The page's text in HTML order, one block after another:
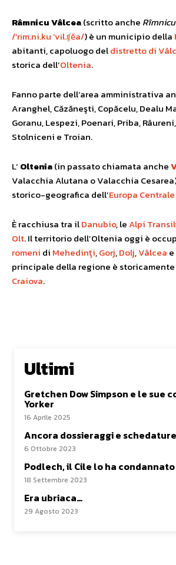
Râmnicu Vâlcea(scritto anche
/’rɨm.ni.ku ‘vɨl.ʧěa/) è un municipio della
abitanti, capoluogo deldistretto di
storica dell’Oltenia.
Fanno parte dell’area amministrativa
Aranghel, Căzăneşti, Copăcelu, Dealu
Goranu, Lespezi, Poenari, Priba,
Stolniceni e Troian.
L’ Oltenia(in passato chiamata anche
Valacchia Alutana o Valacchia
storico-geografica dell’Europa Centrale
È racchiusa tra ilDanubio, leAlpi
Olt. Il territorio dell’Oltenia oggi è
romeni di Mehedinţi,Gorj,Dolj,Vâlcea e
principale della regione è
Craiova.
Ultimi
Gretchen Dow Simpson e le sue
Yorker
16 Aprile 2025
Ancora dossieraggi e schedature
6 Ottobre 2023
Podlech, il Cile lo ha
18 Settembre 2023
Era ubriaca…
29 Agosto 2023